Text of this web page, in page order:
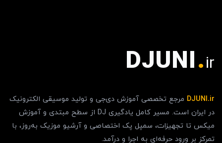
DJUNI.ir
DJUNI.ir مرجع تخصصی آموزش دی‌جی و تولید موسیقی الکترونیک
در ایران است. مسیر کامل یادگیری DJ از سطح مبتدی و آموزش
میکس تا تجهیزات، سمپل پک اختصاصی و آرشیو موزیک به‌روز، با
تمرکز بر ورود حرفه‌ای به اجرا و درآمد.